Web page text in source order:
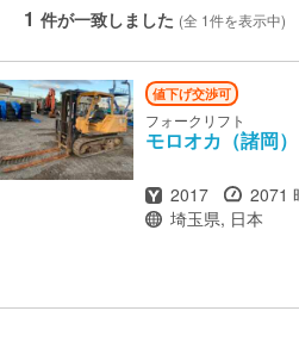
1 件が一致しました (全 1件を表示中)
値下げ交渉可
フォークリフト
モロオカ（諸岡）
年式
2017 時間
2071
場所
埼玉県, 日本